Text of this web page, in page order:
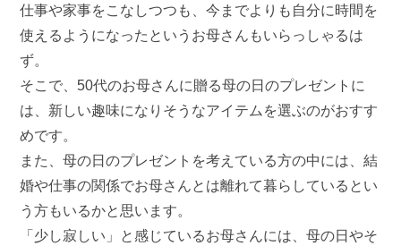
仕事や家事をこなしつつも、今までよりも自分に時間を
使えるようになったというお母さんもいらっしゃるは
ず。
そこで、50代のお母さんに贈る母の日のプレゼントに
は、新しい趣味になりそうなアイテムを選ぶのがおすす
めです。
また、母の日のプレゼントを考えている方の中には、結
婚や仕事の関係でお母さんとは離れて暮らしているとい
う方もいるかと思います。
「少し寂しい」と感じているお母さんには、母の日やそ